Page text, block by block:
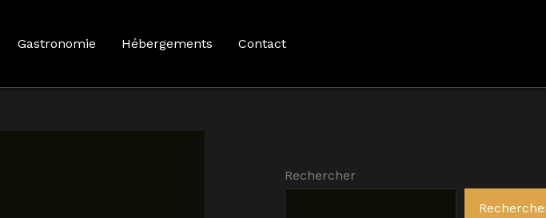
Gastronomie Hébergements Contact
Rechercher